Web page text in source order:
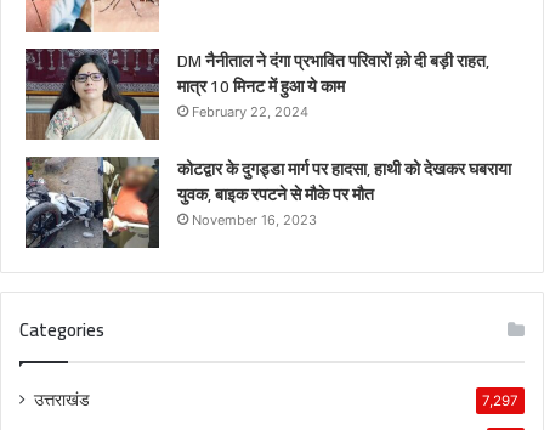
DM नैनीताल ने दंगा प्रभावित परिवारों क़ो दी बड़ी राहत,
मात्र 10 मिनट में हुआ ये काम
February 22, 2024
कोटद्वार के दुगड्डा मार्ग पर हादसा, हाथी को देखकर घबराया
युवक, बाइक रपटने से मौके पर मौत
November 16, 2023
Categories
उत्तराखंड 7,297